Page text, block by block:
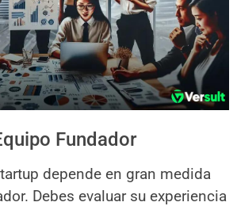
Fundador
depende en gran medida
Debes evaluar su experiencia